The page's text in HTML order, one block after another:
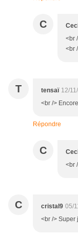
C
<br
<br
T tensaï 12/
<br />
Répondre
C
<br
C cristal9 05/
<br /> Super